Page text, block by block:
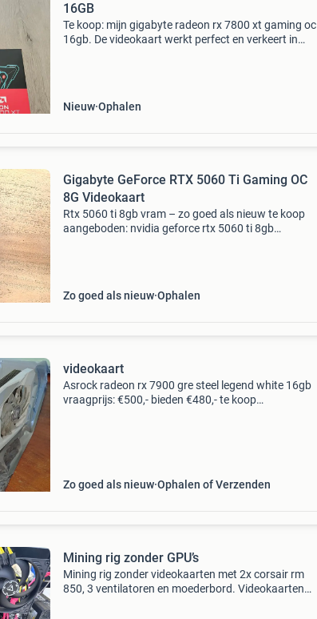
16GB
Te koop: mijn gigabyte radeon rx 7800 xt gaming oc
16gb. De videokaart werkt perfect en verkeert in
Nieuw Ophalen
Gigabyte GeForce RTX 5060 Ti Gaming OC
8G Videokaart
Rtx 5060 ti 8gb vram – zo goed als nieuw te koop
aangeboden: nvidia geforce rtx 5060 ti 8gb
Zo goed als nieuw Ophalen
videokaart
Asrock radeon rx 7900 gre steel legend white 16gb
vraagprijs: €500,- bieden €480,- te koop
Zo goed als nieuw Ophalen of Verzenden
Mining rig zonder GPU’s
Mining rig zonder videokaarten met 2x corsair rm
850, 3 ventilatoren en moederbord. Videokaarten